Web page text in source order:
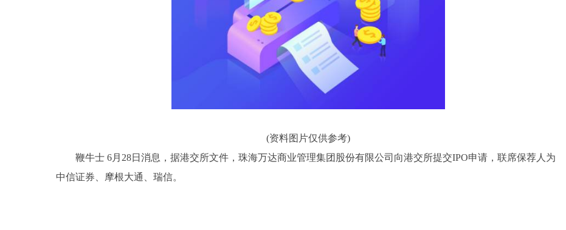
(资料图片仅供参考)
鞭牛士 6月28日消息，据港交所文件，珠海万达商业管理集团股份有限公司向港交所提交IPO申请，联席保荐人为
中信证券、摩根大通、瑞信。